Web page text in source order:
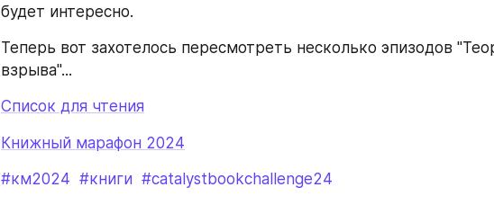
будет интересно.
Теперь вот захотелось пересмотреть несколько эпизодов
взрыва"...
Список для чтения
Книжный марафон 2024
#км2024 #книги #catalystbookchallenge24